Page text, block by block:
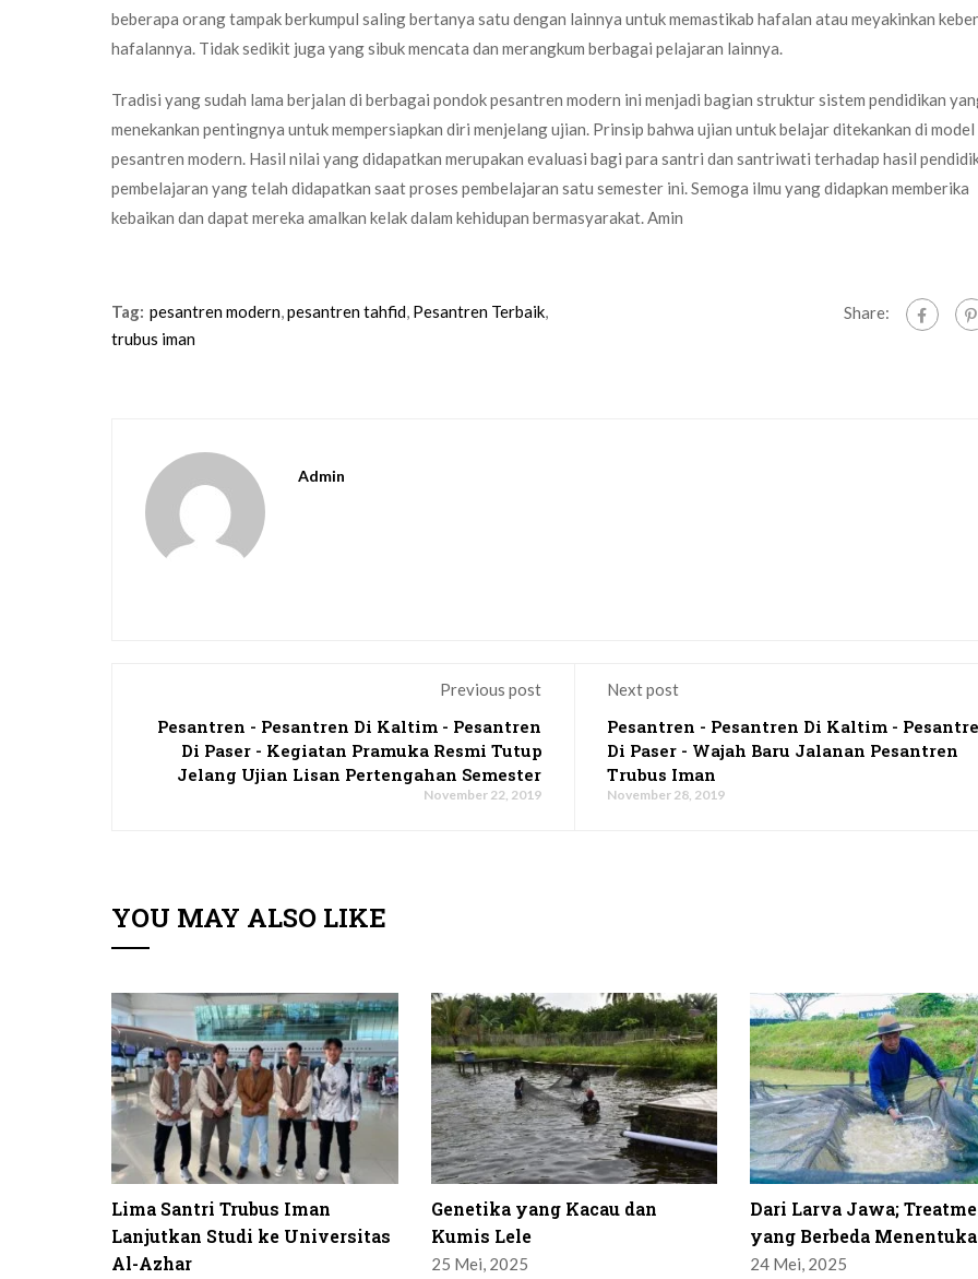
beberapa orang tampak berkumpul saling bertanya satu dengan lainnya untuk memastikab hafalan atau meyakinkan
hafalannya. Tidak sedikit juga yang sibuk mencata dan merangkum berbagai pelajaran lainnya.
Tradisi yang sudah lama berjalan di berbagai pondok pesantren modern ini menjadi bagian struktur sistem pendidikan
menekankan pentingnya untuk mempersiapkan diri menjelang ujian. Prinsip bahwa ujian untuk belajar ditekankan di model
pesantren modern. Hasil nilai yang didapatkan merupakan evaluasi bagi para santri dan santriwati terhadap hasil
pembelajaran yang telah didapatkan saat proses pembelajaran satu semester ini. Semoga ilmu yang didapkan memberika
kebaikan dan dapat mereka amalkan kelak dalam kehidupan bermasyarakat. Amin
Tag: pesantren modern,pesantren tahfid, Pesantren Terbaik,
trubus iman
Share:
Admin
Previous post
Pesantren - Pesantren Di Kaltim - Pesantren
Di Paser - Kegiatan Pramuka Resmi Tutup
Jelang Ujian Lisan Pertengahan Semester
November 22, 2019
Next post
Pesantren - Pesantren Di Kaltim -
Di Paser - Wajah Baru Jalanan Pesantren
Trubus Iman
November 28, 2019
YOU MAY ALSO LIKE
Lima Santri Trubus Iman
Lanjutkan Studi ke Universitas
Al-Azhar
Genetika yang Kacau dan
Kumis Lele
25 Mei, 2025
Dari Larva Jawa;
yang Berbeda
24 Mei, 2025